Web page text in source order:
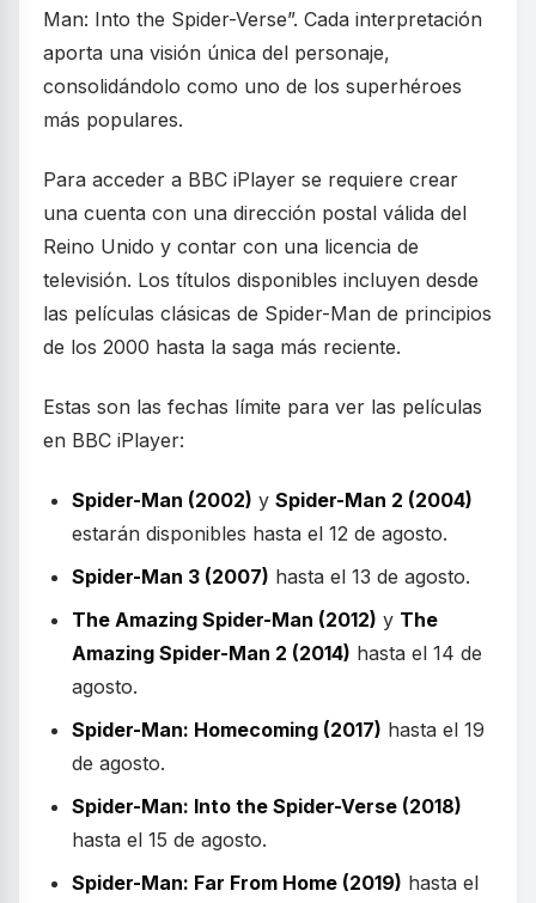
Man: Into the Spider-Verse”. Cada interpretación
aporta una visión única del personaje,
consolidándolo como uno de los superhéroes
más populares.
Para acceder a BBC iPlayer se requiere crear
una cuenta con una dirección postal válida del
Reino Unido y contar con una licencia de
televisión. Los títulos disponibles incluyen desde
las películas clásicas de Spider-Man de principios
de los 2000 hasta la saga más reciente.
Estas son las fechas límite para ver las películas
en BBC iPlayer:
Spider-Man (2002) y Spider-Man 2 (2004)
estarán disponibles hasta el 12 de agosto.
Spider-Man 3 (2007) hasta el 13 de agosto.
The Amazing Spider-Man (2012) y The
Amazing Spider-Man 2 (2014) hasta el 14 de
agosto.
Spider-Man: Homecoming (2017) hasta el 19
de agosto.
Spider-Man: Into the Spider-Verse (2018)
hasta el 15 de agosto.
Spider-Man: Far From Home (2019) hasta el